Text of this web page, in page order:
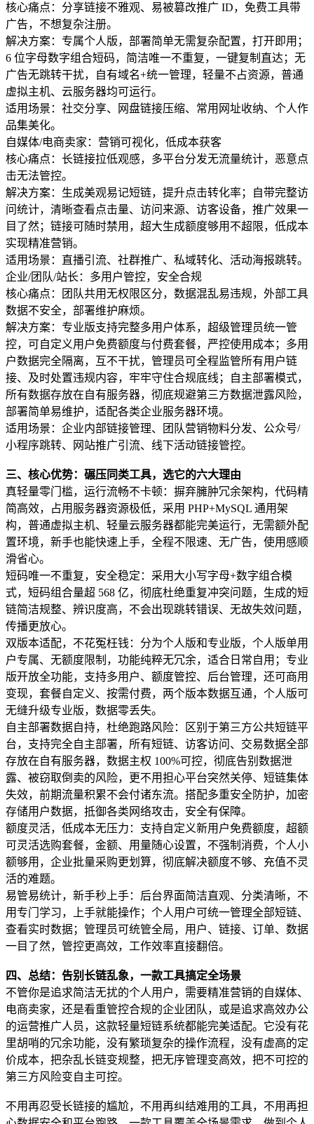
核心痛点：分享链接不雅观、易被篡改推广 ID，免费工具带
广告，不想复杂注册。
解决方案：专属个人版，部署简单无需复杂配置，打开即用；
6 位字母数字组合短码，简洁唯一不重复，一键复制直达；无
广告无跳转干扰，自有域名+统一管理，轻量不占资源，普通
虚拟主机、云服务器均可运行。
适用场景：社交分享、网盘链接压缩、常用网址收纳、个人作
品集美化。
自媒体/电商卖家：营销可视化，低成本获客
核心痛点：长链接拉低观感，多平台分发无流量统计，恶意点
击无法管控。
解决方案：生成美观易记短链，提升点击转化率；自带完整访
问统计，清晰查看点击量、访问来源、访客设备，推广效果一
目了然；链接可随时禁用，超大生成额度够用不超限，低成本
实现精准营销。
适用场景：直播引流、社群推广、私域转化、活动海报跳转。
企业/团队/站长：多用户管控，安全合规
核心痛点：团队共用无权限区分，数据混乱易违规，外部工具
数据不安全，部署维护麻烦。
解决方案：专业版支持完整多用户体系，超级管理员统一管
控，可自定义用户免费额度与付费套餐，严控使用成本；多用
户数据完全隔离，互不干扰，管理员可全程监管所有用户链
接、及时处置违规内容，牢牢守住合规底线；自主部署模式，
所有数据存放在自有服务器，彻底规避第三方数据泄露风险，
部署简单易维护，适配各类企业服务器环境。
适用场景：企业内部链接管理、团队营销物料分发、公众号/
小程序跳转、网站推广引流、线下活动链接管控。
三、核心优势：碾压同类工具，选它的六大理由
真轻量零门槛，运行流畅不卡顿：摒弃臃肿冗余架构，代码精
简高效，占用服务器资源极低，采用 PHP+MySQL 通用架
构，普通虚拟主机、轻量云服务器都能完美运行，无需额外配
置环境，新手也能快速上手，全程不限速、无广告，使用感顺
滑省心。
短码唯一不重复，安全稳定：采用大小写字母+数字组合模
式，短码组合量超 568 亿，彻底杜绝重复冲突问题，生成的短
链简洁规整、辨识度高，不会出现跳转错误、无故失效问题，
传播更放心。
双版本适配，不花冤枉钱：分为个人版和专业版，个人版单用
户专属、无额度限制，功能纯粹无冗余，适合日常自用；专业
版开放全功能，支持多用户、额度管控、后台管理，还可商用
变现，套餐自定义、按需付费，两个版本数据互通，个人版可
无缝升级专业版，数据零丢失。
自主部署数据自持，杜绝跑路风险：区别于第三方公共短链平
台，支持完全自主部署，所有短链、访客访问、交易数据全部
存放在自有服务器，数据主权 100%可控，彻底告别数据泄
露、被窃取倒卖的风险，更不用担心平台突然关停、短链集体
失效，前期流量积累不会付诸东流。搭配多重安全防护，加密
存储用户数据，抵御各类网络攻击，安全有保障。
额度灵活，低成本无压力：支持自定义新用户免费额度，超额
可灵活选购套餐，金额、用量随心设置，不强制消费，个人小
额够用，企业批量采购更划算，彻底解决额度不够、充值不灵
活的难题。
易管易统计，新手秒上手：后台界面简洁直观、分类清晰，不
用专门学习，上手就能操作；个人用户可统一管理全部短链、
查看实时数据；管理员可统管全局，用户、链接、订单、数据
一目了然，管控更高效，工作效率直接翻倍。
四、总结：告别长链乱象，一款工具搞定全场景
不管你是追求简洁无扰的个人用户，需要精准营销的自媒体、
电商卖家，还是看重管控合规的企业团队，或是追求高效办公
的运营推广人员，这款轻量短链系统都能完美适配。它没有花
里胡哨的冗余功能，没有繁琐复杂的操作流程，没有虚高的定
价成本，把杂乱长链变规整，把无序管理变高效，把不可控的
第三方风险变自主可控。
不用再忍受长链接的尴尬，不用再纠结难用的工具，不用再担